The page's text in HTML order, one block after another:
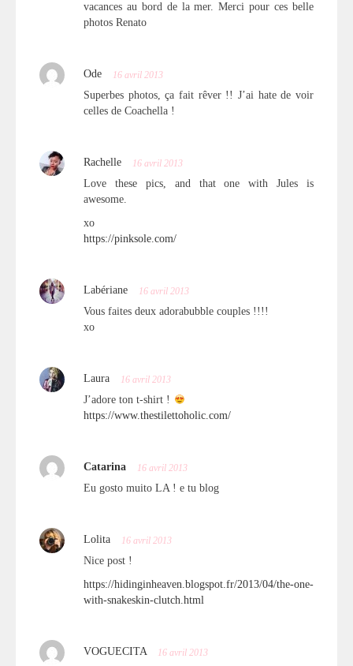
vacances au bord de la mer. Merci pour ces belle
photos Renato
Ode 16 avril 2013
Superbes photos, ça fait rêver !! J’ai hate de voir
celles de Coachella !
Rachelle 16 avril 2013
Love these pics, and that one with Jules is
awesome.
xo
https://pinksole.com/
Labériane 16 avril 2013
Vous faites deux adorabubble couples !!!!
xo
Laura 16 avril 2013
J’adore ton t-shirt !
https://www.thestilettoholic.com/
Catarina 16 avril 2013
Eu gosto muito LA ! e tu blog
Lolita 16 avril 2013
Nice post !
https://hidinginheaven.blogspot.fr/2013/04/the-one-
with-snakeskin-clutch.html
VOGUECITA 16 avril 2013